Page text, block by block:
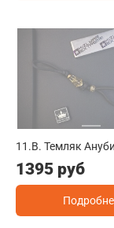
11.B. Темляк
1395 руб